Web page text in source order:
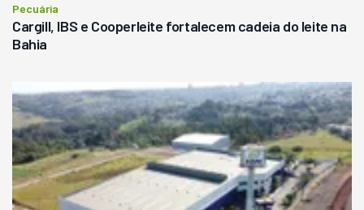
Pecuária
Cargill, IBS e Cooperleite fortalecem cadeia do leite na
Bahia